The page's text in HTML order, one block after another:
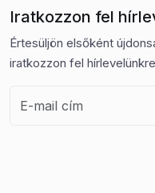
Iratkozzon fel
Értesüljön elsőként
iratkozzon fel